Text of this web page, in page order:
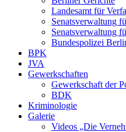
Landesamt für
Senatsverwaltung
Senatsverwaltung
Bundespolizei
BPK
JVA
Gewerkschaften
Gewerkschaft der
BDK
Kriminologie
Galerie
Videos „Die